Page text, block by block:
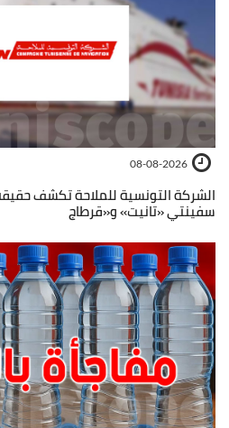
08-08-2026
الشركة التونسية للملاحة تكشف حقيقة
سفينتي «تانيت» و«قرطاج